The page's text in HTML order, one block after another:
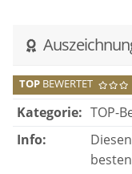
TOP BEWERTET
Kategorie: TOP-
Info: